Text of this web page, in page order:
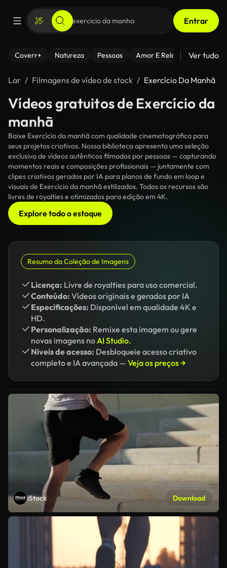
Entrar
Coverr+ Natureza Pessoas Amor E Relacionamentos
Ver tudo
Lar Filmagens de vídeo de stock Exercício Da Manhã
Vídeos gratuitos de Exercício da
manhã
Baixe Exercício da manhã com qualidade cinematográfica para
seus projetos criativos. Nossa biblioteca apresenta uma seleção
exclusiva de vídeos autênticos filmados por pessoas — capturando
momentos reais e composições profissionais — juntamente com
clipes criativos gerados por IA para planos de fundo em loop e
visuais de Exercício da manhã estilizados. Todos os recursos são
livres de royalties e otimizados para edição em 4K.
Explore todo o estoque
Resumo da Coleção de Imagens
Licença: Livre de royalties para uso comercial.
Conteúdo: Vídeos originais e gerados por IA
Especificações: Disponível em qualidade 4K e
HD.
Personalização: Remixe esta imagem ou gere
novas imagens noAI Studio.
Níveis de acesso: Desbloqueie acesso criativo
completo e IA avançada — Veja os preços →
iStock Download